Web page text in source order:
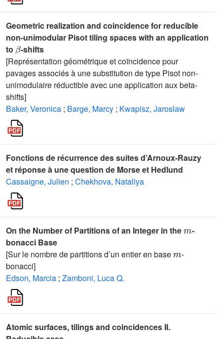
Geometric realization and coincidence for reducible
non-unimodular Pisot tiling spaces with an application
to
β
-shifts
[Représentation géométrique et coïncidence pour
pavages associés à une substitution de type Pisot non-
unimodulaire réductible avec une application aux beta-
shifts]
Baker, Veronica ; Barge, Marcy ; Kwapisz, Jaroslaw
Fonctions de récurrence des suites d’Arnoux-Rauzy
et réponse à une question de Morse et Hedlund
Cassaigne, Julien ; Chekhova, Nataliya
On the Number of Partitions of an Integer in the
-
bonacci Base
[Sur le nombre de partitions d’un entier en base
-
bonacci]
Edson, Marcia ; Zamboni, Luca Q.
Atomic surfaces, tilings and coincidences II.